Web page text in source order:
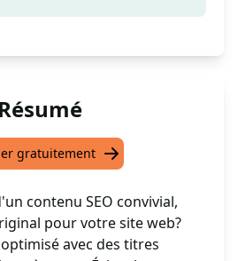
Résumé
gratuitement
contenu SEO convivial,
pour votre site web?
avec des titres